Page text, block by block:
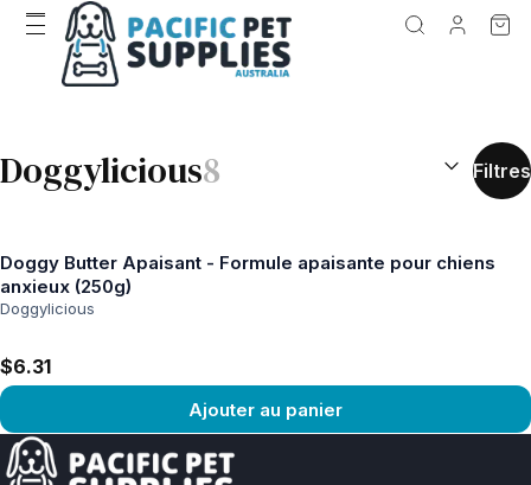
Doggylicious8 RÉSULTATS
Filtres
Doggy Butter Apaisant - Formule apaisante pour chiens
anxieux (250g)
Doggylicious
$6.31
Ajouter au panier
Voir le produit